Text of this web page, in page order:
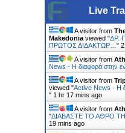
Live
A visitor from
Makedonia viewed "ΔΡ.
ΠΡΩΤΟΣ ΔΙΔΑΚΤΩΡ… "
A visitor from
News - Η διαφορά στην
A visitor from
viewed "Active News - Η
" 1 hr 17 mins ago
A visitor from
"ΔΙΑΒΑΣΤΕ ΤΟ ΑΘΡΟ
19 mins ago